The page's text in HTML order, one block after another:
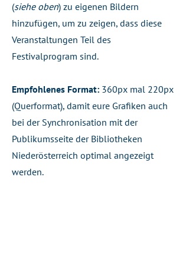
(siehe oben) zu eigenen Bildern
hinzufügen, um zu zeigen, dass diese
Veranstaltungen Teil des
Festivalprogram sind.
Empfohlenes Format: 360px mal 220px
(Querformat), damit eure Grafiken auch
bei der Synchronisation mit der
Publikumsseite der Bibliotheken
Niederösterreich optimal angezeigt
werden.